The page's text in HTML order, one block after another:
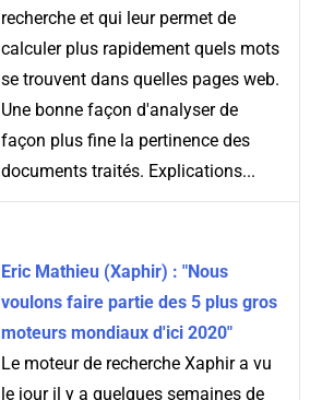
recherche et qui leur permet de
calculer plus rapidement quels mots
se trouvent dans quelles pages web.
Une bonne façon d'analyser de
façon plus fine la pertinence des
documents traités. Explications...
Eric Mathieu (Xaphir) : "Nous
voulons faire partie des 5 plus gros
moteurs mondiaux d'ici 2020"
Le moteur de recherche Xaphir a vu
le jour il y a quelques semaines de